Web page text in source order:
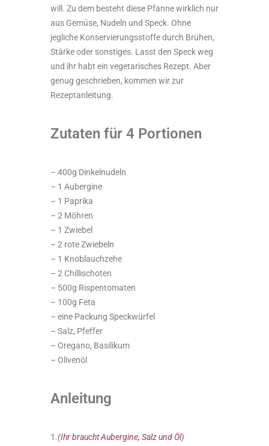
will. Zu dem besteht diese Pfanne wirklich nur
aus Gemüse, Nudeln und Speck. Ohne
jegliche Konservierungsstoffe durch Brühen,
Stärke oder sonstiges. Lasst den Speck weg
und ihr habt ein vegetarisches Rezept. Aber
genug geschrieben, kommen wir zur
Rezeptanleitung.
Zutaten für 4 Portionen
– 400g Dinkelnudeln
– 1 Aubergine
– 1 Paprika
– 2 Möhren
– 1 Zwiebel
– 2 rote Zwiebeln
– 1 Knoblauchzehe
– 2 Chillischoten
– 500g Rispentomaten
– 100g Feta
– eine Packung Speckwürfel
– Salz, Pfeffer
– Oregano, Basilikum
– Olivenöl
Anleitung
1.(Ihr braucht Aubergine, Salz und Öl)